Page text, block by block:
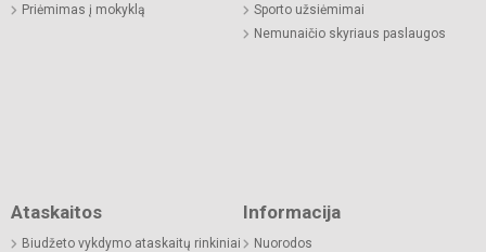
Priėmimas į mokyklą
Sporto užsiėmimai
Nemunaičio skyriaus paslaugos
Ataskaitos
Biudžeto vykdymo ataskaitų rinkiniai
Informacija
Nuorodos